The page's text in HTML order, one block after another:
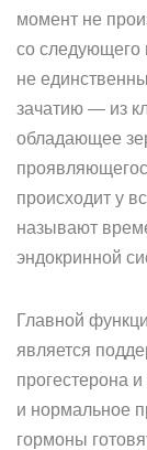
момент не
со следующего
не
зачатию — из
обладающее
происходит у
называют
эндокринной
Главной
является
прогестерона
и нормальное
гормоны